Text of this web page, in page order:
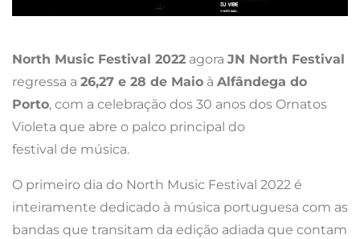
North Music Festival 2022 agora JN North Festival
regressa a 26,27 e 28 de Maio à Alfândega do
Porto, com a celebração dos 30 anos dos Ornatos
Violeta que abre o palco principal do
festival de música.
O primeiro dia do North Music Festival 2022 é
inteiramente dedicado à música portuguesa com as
bandas que transitam da edição adiada que contam